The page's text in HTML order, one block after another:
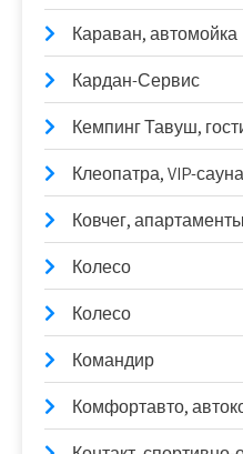
Караван, автомойка
Кардан-Сервис
Кемпинг Тавуш,
Клеопатра, VIP-сауна
Ковчег,
Колесо
Колесо
Командир
Комфортавто,